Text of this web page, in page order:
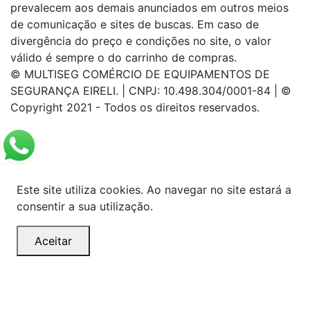
prevalecem aos demais anunciados em outros meios
de comunicação e sites de buscas. Em caso de
divergência do preço e condições no site, o valor
válido é sempre o do carrinho de compras.
© MULTISEG COMÉRCIO DE EQUIPAMENTOS DE
SEGURANÇA EIRELI. | CNPJ: 10.498.304/0001-84 | ©
Copyright 2021 - Todos os direitos reservados.
Este site utiliza cookies. Ao navegar no site estará a
consentir a sua utilização.
Aceitar